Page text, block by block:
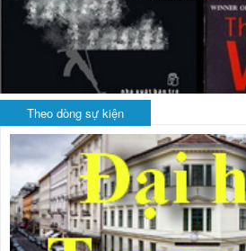
Theo dòng sự kiện